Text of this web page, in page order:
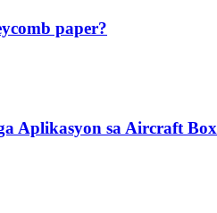
paper?
Aplikasyon sa Aircraft Box